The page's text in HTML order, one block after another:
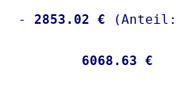
-
2853.02 €
6068.63 €